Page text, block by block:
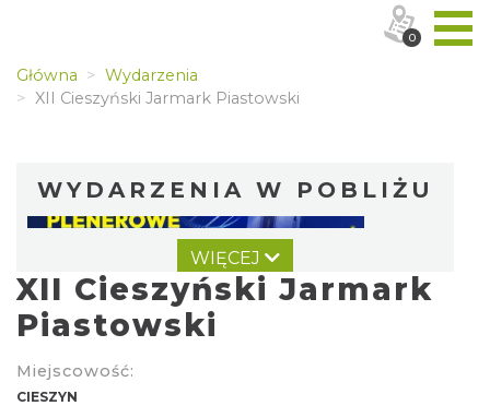
Główna
Wydarzenia
XII Cieszyński Jarmark Piastowski
WYDARZENIA W POBLIŻU
Cieszyn
WIĘCEJ
XII Cieszyński Jarmark
Piastowski
Miejscowość:
CIESZYN
0